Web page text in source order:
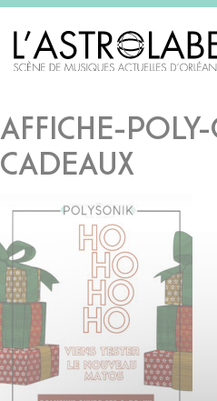
AFFICHE-
CADEAUX